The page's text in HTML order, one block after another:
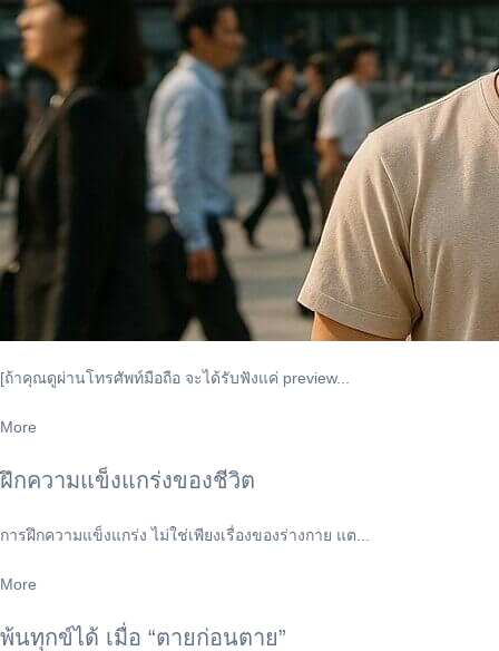
[ถ้าคุณดูผ่านโทรศัพท์มือถือ จะได้รับฟังแค่ preview...
More
ฝึกความแข็งแกร่งของชีวิต
การฝึกความแข็งแกร่ง ไม่ใช่เพียงเรื่องของร่างกาย แต...
More
พ้นทุกข์ได้ เมื่อ “ตายก่อนตาย”